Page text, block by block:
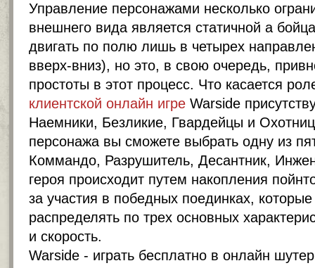
Управление персонажами несколько
внешнего вида является статичной а
двигать по полю лишь в четырех
вверх-вниз), но это, в свою очередь,
простоты в этот процесс. Что касается
клиентской онлайн игре Warside
Наемники, Безликие, Гвардейцы и
персонажа вы сможете выбрать одну из
Коммандо, Разрушитель, Десантник,
героя происходит путем накопления
за участия в победных поединках,
распределять по трех основных
и скорость.
Warside - играть бесплатно в онлайн